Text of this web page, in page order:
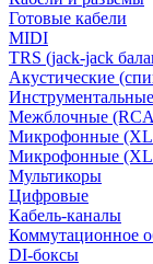
Готовые кабели
MIDI
TRS (jack-jack
Акустические
Межблочные
Микрофонные
Микрофонные
Мультикоры
Цифровые
Кабель-каналы
Коммутационное
DI-боксы